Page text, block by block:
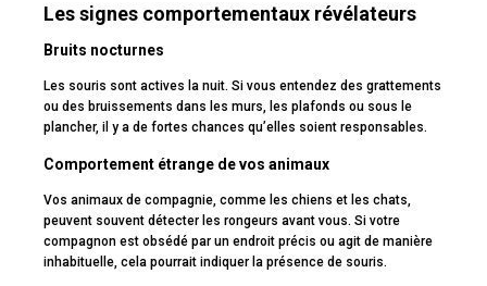
Les signes comportementaux révélateurs
Bruits nocturnes
Les souris sont actives la nuit. Si vous entendez des grattements
ou des bruissements dans les murs, les plafonds ou sous le
plancher, il y a de fortes chances qu’elles soient responsables.
Comportement étrange de vos animaux
Vos animaux de compagnie, comme les chiens et les chats,
peuvent souvent détecter les rongeurs avant vous. Si votre
compagnon est obsédé par un endroit précis ou agit de manière
inhabituelle, cela pourrait indiquer la présence de souris.